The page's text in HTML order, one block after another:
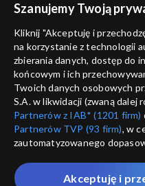
Dobre historie
odc. 46 – Arka
Szanujemy Twoją
Kliknij "Akceptuję i
na korzystanie z technologii
zbierania danych, dostęp do
końcowym i ich
Twoich danych osobowych
S.A. w likwidacji (zwaną dalej
Partnerów z IAB* (1201 firm)
Partnerów TVP (93 firm), w
zautomatyzowanego
które wskazujemy poniżej, a
przez nas identyfikatora
Akceptuję i